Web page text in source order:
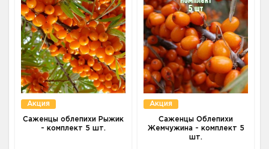
Акция
Саженцы облепихи Рыжик
- комплект 5 шт.
Акция
Саженцы Облепихи
Жемчужина - комплект 5
шт.